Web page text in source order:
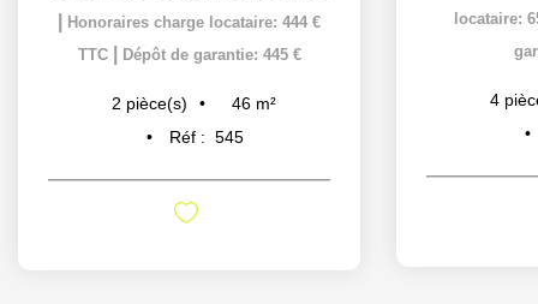
Honoraires charge locataire: 444 €
TTC
Dépôt de garantie: 445 €
2 pièce(s) 46 m²
Réf : 545
locataire:
4